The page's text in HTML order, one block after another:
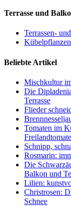
Terrasse und
Terrassen-
Beliebte Artikel
Mischkultur
Die
Terrasse
Flieder
Tomaten im
Schnipp,
Rosmarin:
Die
Balkon und
Lilien:
Christrosen:
Schnee